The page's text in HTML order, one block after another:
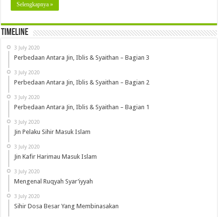
Selengkapnya »
Timeline
3 July 2020
Perbedaan Antara Jin, Iblis & Syaithan – Bagian 3
3 July 2020
Perbedaan Antara Jin, Iblis & Syaithan – Bagian 2
3 July 2020
Perbedaan Antara Jin, Iblis & Syaithan – Bagian 1
3 July 2020
Jin Pelaku Sihir Masuk Islam
3 July 2020
Jin Kafir Harimau Masuk Islam
3 July 2020
Mengenal Ruqyah Syar’iyyah
3 July 2020
Sihir Dosa Besar Yang Membinasakan